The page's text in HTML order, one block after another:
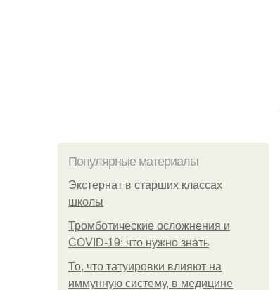
Популярные материалы
Экстернат в старших классах
школы
Тромботические осложнения и
COVID-19: что нужно знать
То, что татуировки влияют на
иммунную систему, в медицине